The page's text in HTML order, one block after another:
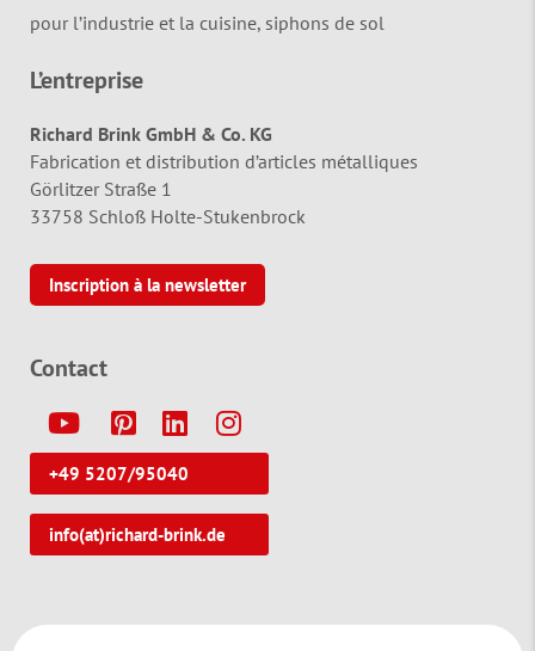
pour l’industrie et la cuisine, siphons de sol
L’entreprise
Richard Brink GmbH & Co. KG
Fabrication et distribution d’articles métalliques
Görlitzer Straße 1
33758 Schloß Holte-Stukenbrock
Inscription à la newsletter
Contact
+49 5207/95040
info(at)richard-brink.de